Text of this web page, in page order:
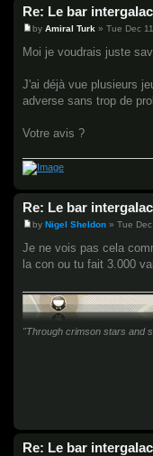
Re: Le bar
P
s
by Amiral Turk » Tue Dec
Moi je voudrais juste
J'ai déjà vue plusieurs
adverse sans trop de
Votre avis ?
Re: Le bar
P
s
by Nigel Sheldon » Tue
Je ne vois pas cela
la con ou tu fait 3.000
"Through crimson stars and
Re: Le bar